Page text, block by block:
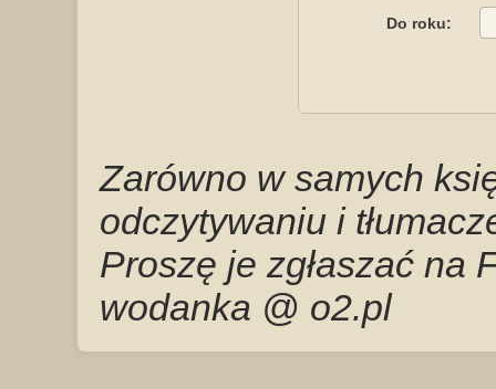
Do roku:
Zarówno w samych
odczytywaniu i
Proszę je zgłaszać na
wodanka @ o2.pl